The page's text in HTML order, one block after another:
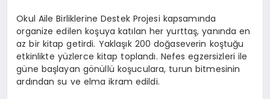
Okul Aile Birliklerine Destek Projesi kapsamında
organize edilen koşuya katılan her yurttaş, yanında en
az bir kitap getirdi. Yaklaşık 200 doğaseverin koştuğu
etkinlikte yüzlerce kitap toplandı. Nefes egzersizleri ile
güne başlayan gönüllü koşuculara, turun bitmesinin
ardından su ve elma ikram edildi.